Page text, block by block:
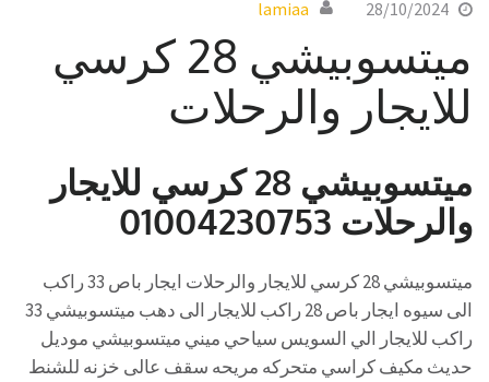
28/10/2024
lamiaa
ميتسوبيشي 28 كرسي
للايجار والرحلات
ميتسوبيشي 28 كرسي للايجار
والرحلات 01004230753
ميتسوبيشي 28 كرسي للايجار والرحلات ايجار باص 33 راكب
الى سيوه ايجار باص 28 راكب للايجار الى دهب ميتسوبيشي 33
راكب للايجار الي السويس سياحي ميني ميتسوبيشي موديل
حديث مكيف كراسي متحركه مريحه سقف عالى خزنه للشنط